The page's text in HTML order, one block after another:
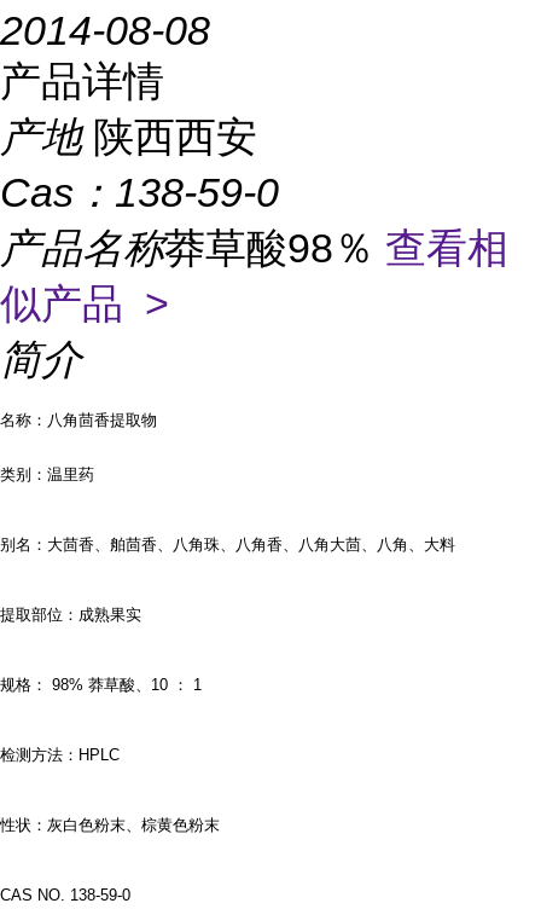
2014-08-08
产品详情
产地 陕西西安
Cas： 138-59-0
产品名称莽草酸98％ 查看相
似产品 >
简介
名称：八角茴香提取物
类别：温里药
别名：大茴香、舶茴香、八角珠、八角香、八角大茴、八角、大料
提取部位：成熟果实
规格： 98% 莽草酸、 10 ： 1
检测方法：HPLC
性状：灰白色粉末、棕黄色粉末
CAS NO. 138-59-0